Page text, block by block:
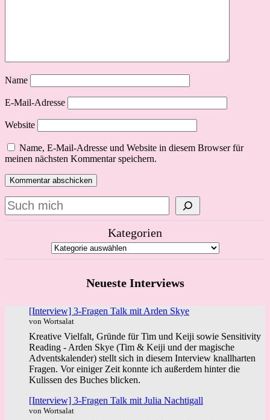
Name
E-Mail-Adresse
Website
Name, E-Mail-Adresse und Website in diesem Browser für
meinen nächsten Kommentar speichern.
Suchen
Kategorien
Neueste Interviews
[Interview] 3-Fragen Talk mit Arden Skye
von Wortsalat
Kreative Vielfalt, Gründe für Tim und Keiji sowie Sensitivity
Reading - Arden Skye (Tim & Keiji und der magische
Adventskalender) stellt sich in diesem Interview knallharten
Fragen. Vor einiger Zeit konnte ich außerdem hinter die
Kulissen des Buches blicken.
[Interview] 3-Fragen Talk mit Julia Nachtigall
von Wortsalat